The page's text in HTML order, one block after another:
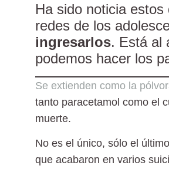
Ha sido noticia estos
redes de los
ingresarlos. Está al
podemos hacer los
Se extienden como la
tanto paracetamol como el
muerte.
No es el único, sólo el
que acabaron en varios